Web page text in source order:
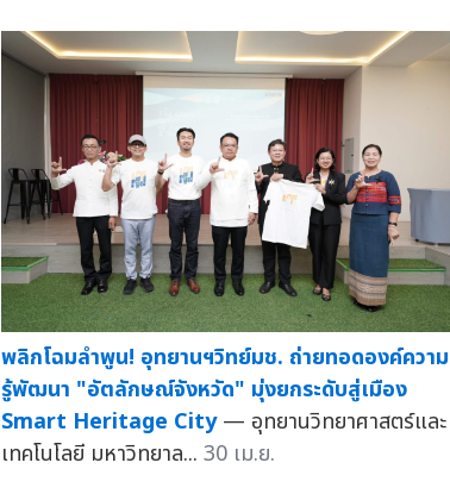
พลิกโฉมลำพูน! อุทยานฯวิทย์มช. ถ่ายทอดองค์ความ
รู้พัฒนา "อัตลักษณ์จังหวัด" มุ่งยกระดับสู่เมือง
Smart Heritage City — อุทยานวิทยาศาสตร์และ
เทคโนโลยี มหาวิทยาล... 30 เม.ย.